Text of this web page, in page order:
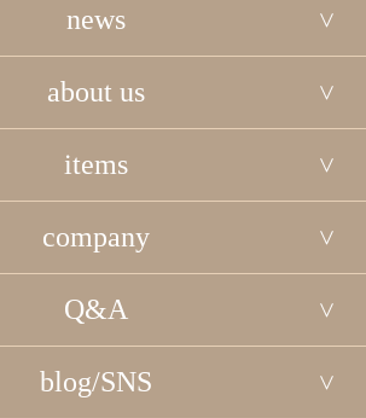
news
about us
items
company
Q&A
blog/SNS